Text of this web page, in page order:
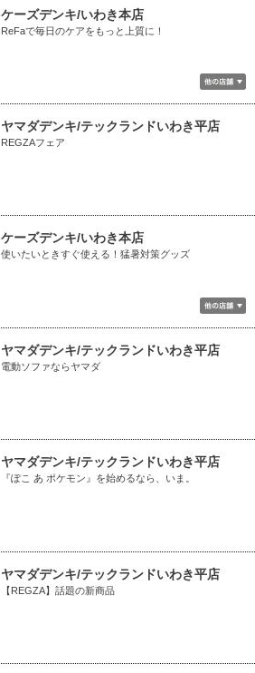
ケーズデンキ/いわき本店
ReFaで毎日のケアをもっと上質に！
ヤマダデンキ/テックランドいわき平店
REGZAフェア
ケーズデンキ/いわき本店
使いたいときすぐ使える！猛暑対策グッズ
ヤマダデンキ/テックランドいわき平店
電動ソファならヤマダ
ヤマダデンキ/テックランドいわき平店
『ぽこ あ ポケモン』を始めるなら、いま。
ヤマダデンキ/テックランドいわき平店
【REGZA】話題の新商品